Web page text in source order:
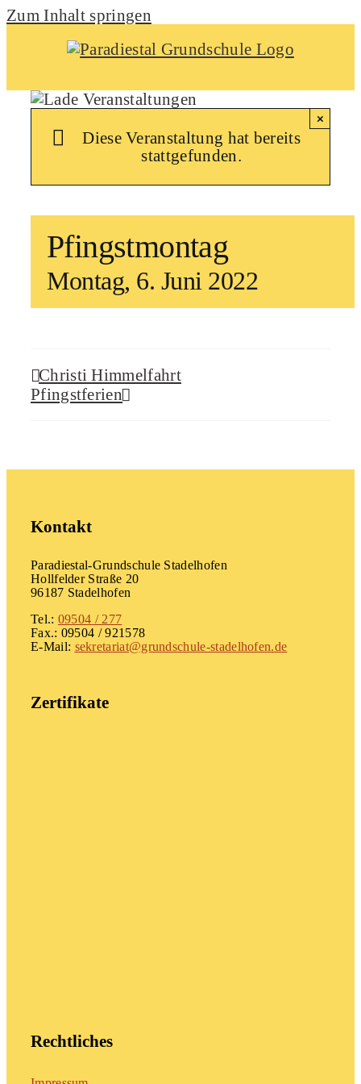
Zum Inhalt springen
Diese Veranstaltung hat bereits
stattgefunden.
×
Pfingstmontag
Montag, 6. Juni 2022
Christi Himmelfahrt
Pfingstferien
Kontakt
Paradiestal-Grundschule Stadelhofen
Hollfelder Straße 20
96187 Stadelhofen
Tel.: 09504 / 277
Fax.: 09504 / 921578
E-Mail: sekretariat@grundschule-stadelhofen.de
Zertifikate
Rechtliches